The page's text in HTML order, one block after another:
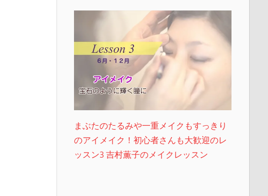
まぶたのたるみや一重メイクもすっきり
のアイメイク！初心者さんも大歓迎のレ
ッスン3 吉村薫子のメイクレッスン